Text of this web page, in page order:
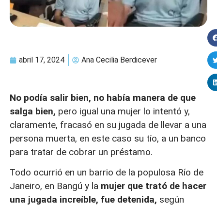
abril 17, 2024 Ana Cecilia Berdicever
No podía salir bien, no había manera de que
salga bien, pero igual una mujer lo intentó y,
claramente, fracasó en su jugada de llevar a una
persona muerta, en este caso su tío, a un banco
para tratar de cobrar un préstamo.
Todo ocurrió en un barrio de la populosa Río de
Janeiro, en Bangú y la mujer que trató de hacer
una jugada increíble, fue detenida, según